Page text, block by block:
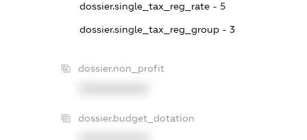
dossier.single_tax_reg_rate - 5
dossier.single_tax_reg_group - 3
dossier.non_profit
dossier.budget_dotation